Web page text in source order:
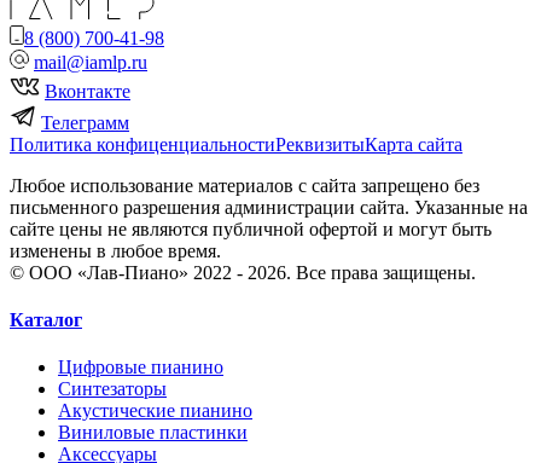
8 (800) 700-41-98
mail@iamlp.ru
Вконтакте
Телеграмм
Политика конфиценциальностиРеквизитыКарта сайта
Любое использование материалов с сайта запрещено без
письменного разрешения администрации сайта. Указанные на
сайте цены не являются публичной офертой и могут быть
изменены в любое время.
© ООО «Лав-Пиано» 2022 - 2026. Все права защищены.
Каталог
Цифровые пианино
Синтезаторы
Акустические пианино
Виниловые пластинки
Аксессуары